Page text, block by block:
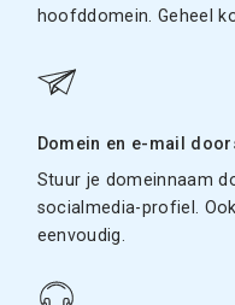
hoofddomein. Geheel
Domein en e-mail
Stuur je domeinnaam
socialmedia-profiel.
eenvoudig.